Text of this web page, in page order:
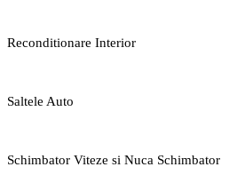
Reconditionare Interior
Saltele Auto
Schimbator Viteze si Nuca Schimbator